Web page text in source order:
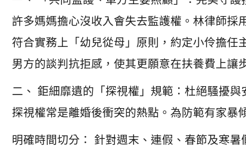
許多媽媽擔心沒收入會失去監護權。林律師採
符合實務上「幼兒從母」原則，約定小伶擔任
男方的談判抗拒感，使其更願意在扶養費上讓
二、 鉅細靡遺的「探視權」規範：杜絕騷擾與
探視權常是離婚後衝突的熱點。為防範有家暴
明確時間切分： 針對週末、連假、春節及寒